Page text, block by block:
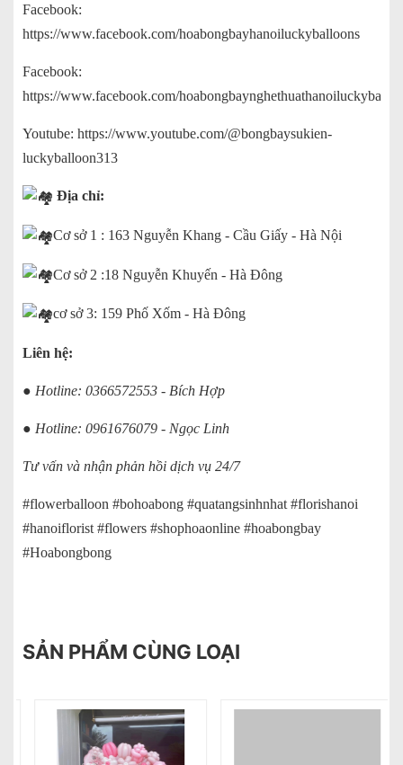
Facebook:
https://www.facebook.com/hoabongbayhanoiluckyballoons
Facebook:
https://www.facebook.com/
Youtube: https://www.youtube.com/@bongbaysukien-
luckyballoon313
Địa chỉ:
Cơ sở 1 : 163 Nguyễn Khang - Cầu Giấy - Hà Nội
Cơ sở 2 :18 Nguyễn Khuyến - Hà Đông
cơ sở 3: 159 Phố Xốm - Hà Đông
Liên hệ:
● Hotline: 0366572553 - Bích Hợp
● Hotline: 0961676079 - Ngọc Linh
Tư vấn và nhận phản hồi dịch vụ 24/7
#flowerballoon #bohoabong #quatangsinhnhat #florishanoi
#hanoiflorist #flowers #shophoaonline #hoabongbay
#Hoabongbong
SẢN PHẨM CÙNG LOẠI